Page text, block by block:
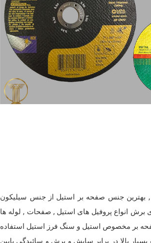
بهترین جنس صفحه بر استیل از جنس سیلیکون
برش انواع پروفیل های استیل , صفحات , لوله ها
بر مخصوص استیل و سنگ فرز استیل استفاده
بالا در برابر سایش و برش و سائیدگی پایین